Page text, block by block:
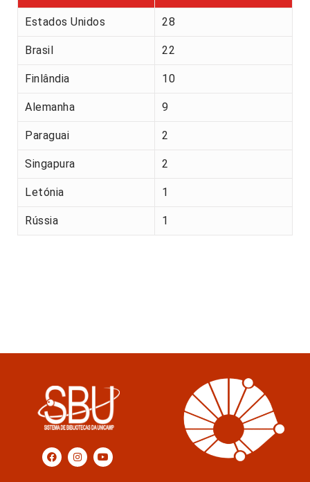
Estados Unidos 28
Brasil 22
Finlândia 10
Alemanha 9
Paraguai 2
Singapura 2
Letónia 1
Rússia 1